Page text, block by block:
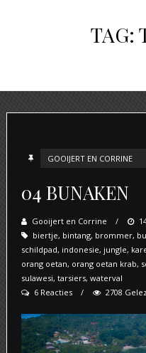
TAG:
GOOIJERT EN CORRINE
04 BUNAKEN
Gooijert en Corrine
biertje, bintang, brommer,
schildpad, indonesie, jungle,
orang oetan, orang oetan krab,
sulawesi, tarsiers, waterval
6 Reacties
2708